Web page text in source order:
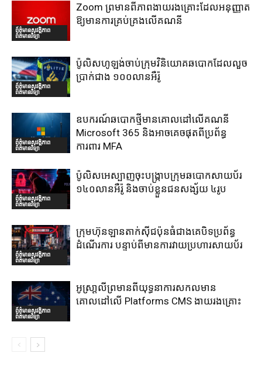
ព័ត៌មានសុវត្ថិភាព
ព័ត៌មានវិទ្យា
Zoom ព្រមានពីភាពងាយរងគ្រោះដែលអនុញ្ញាត
ឱ្យមានការគ្រប់គ្រងលើគណនី
ព័ត៌មានសុវត្ថិភាព
ព័ត៌មានវិទ្យា
ប៉ូលិសហូឡង់ចាប់ក្រុមវិនិយោគឆបោកដែលលួច
ប្រាក់ជាង ១០០លានអឺរ៉ូ
ព័ត៌មានសុវត្ថិភាព
ព័ត៌មានវិទ្យា
ឧបករណ៍ឆបោកថ្មីមានគោលដៅលើគណនី
Microsoft 365 និងអាចគេចផុតពីប្រព័ន្ធ
ការពារ MFA
ព័ត៌មានសុវត្ថិភាព
ព័ត៌មានវិទ្យា
ប៉ូលិសអេស្បាញចុះបង្រ្កាបក្រុមឆបោកសាយប័រ
១៤០លានអឺរ៉ូ និងចាប់ខ្លួនជនសង្ស័យ ៤រូប
ព័ត៌មានសុវត្ថិភាព
ព័ត៌មានវិទ្យា
ក្រុមហ៊ុនឡានតាក់ស៊ីជប៉ុនធំជាងគេបិទប្រព័ន្ធ
ដំណើរការ បន្ទាប់ពីមានការវាយប្រហារសាយប័រ
ព័ត៌មានសុវត្ថិភាព
ព័ត៌មានវិទ្យា
អូស្រា្តលីព្រមានពីយុទ្ធនាការសកលមាន
គោលដៅលើ Platforms CMS ងាយរងគ្រោះ